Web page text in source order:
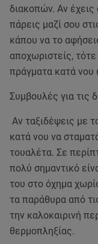
διακοπών. Αν έχεις
πάρεις μαζί σου
κάπου να το
αποχωριστείς,
πράγματα κατά νου
Συμβουλές για τις
Αν ταξιδέψεις με
κατά νου να
τουαλέτα. Σε
πολύ σημαντικό
του στο όχημα
τα παράθυρα από
την καλοκαιρινή
θερμοπληξίας.